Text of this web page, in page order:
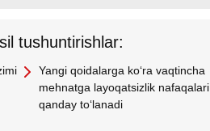
tushuntirishlar:
Yangi qoidalarga koʻra vaqtincha
mehnatga layoqatsizlik nafaqalari
qanday toʻlanadi